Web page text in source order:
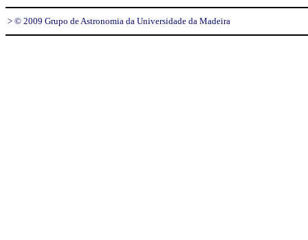
> © 2009 Grupo de Astronomia da Universidade da Madeira